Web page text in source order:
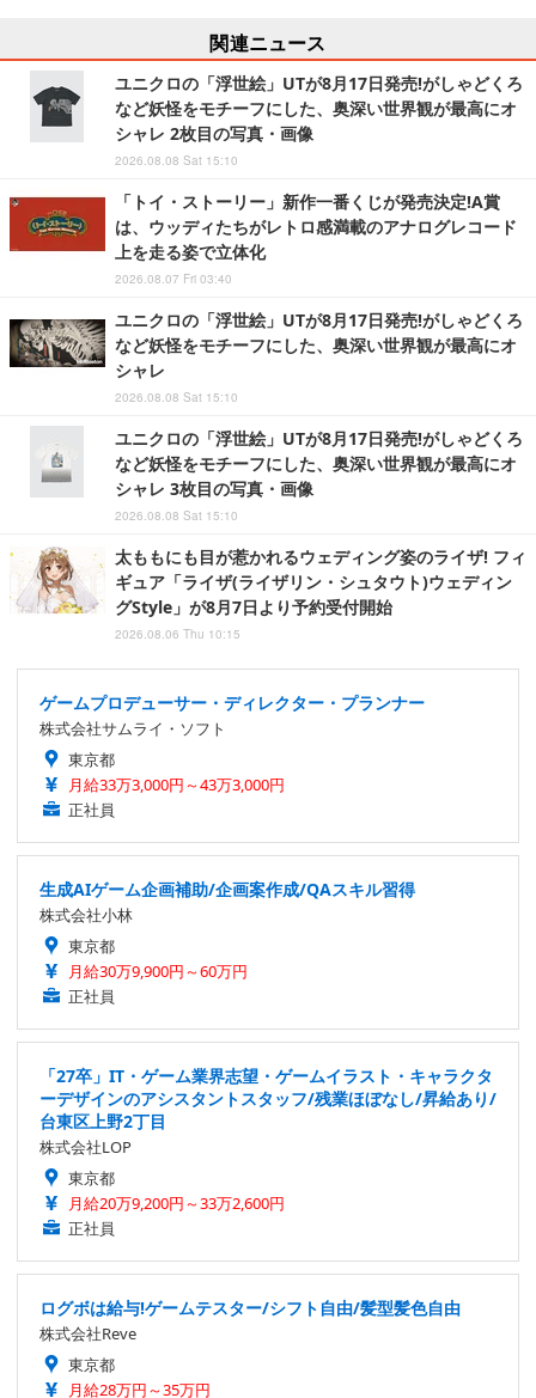
関連ニュース
ユニクロの「浮世絵」UTが8月17日発売!がしゃどくろ
など妖怪をモチーフにした、奥深い世界観が最高にオ
シャレ 2枚目の写真・画像
2026.08.08 Sat 15:10
「トイ・ストーリー」新作一番くじが発売決定!A賞
は、ウッディたちがレトロ感満載のアナログレコード
上を走る姿で立体化
2026.08.07 Fri 03:40
ユニクロの「浮世絵」UTが8月17日発売!がしゃどくろ
など妖怪をモチーフにした、奥深い世界観が最高にオ
シャレ
2026.08.08 Sat 15:10
ユニクロの「浮世絵」UTが8月17日発売!がしゃどくろ
など妖怪をモチーフにした、奥深い世界観が最高にオ
シャレ 3枚目の写真・画像
2026.08.08 Sat 15:10
太ももにも目が惹かれるウェディング姿のライザ! フィ
ギュア「ライザ(ライザリン・シュタウト)ウェディン
グStyle」が8月7日より予約受付開始
2026.08.06 Thu 10:15
ゲームプロデューサー・ディレクター・プランナー
株式会社サムライ・ソフト
東京都
月給33万3,000円～43万3,000円
正社員
生成AIゲーム企画補助/企画案作成/QAスキル習得
株式会社小林
東京都
月給30万9,900円～60万円
正社員
「27卒」IT・ゲーム業界志望・ゲームイラスト・キャラクタ
ーデザインのアシスタントスタッフ/残業ほぼなし/昇給あり/
台東区上野2丁目
株式会社LOP
東京都
月給20万9,200円～33万2,600円
正社員
ログボは給与!ゲームテスター/シフト自由/髪型髪色自由
株式会社Reve
東京都
月給28万円～35万円